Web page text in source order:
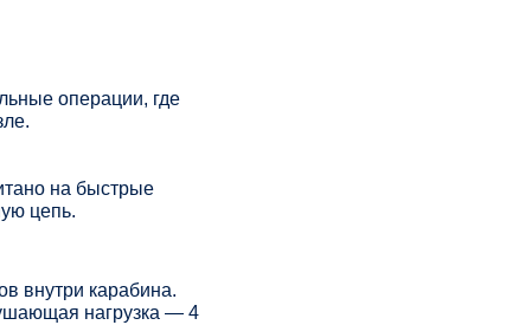
операции, где
на быстрые
цепь.
внутри карабина.
нагрузка — 4